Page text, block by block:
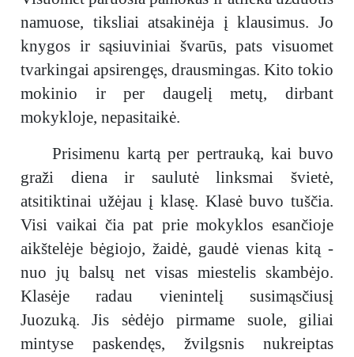
namuose, tiksliai atsakinėja į klausimus. Jo
knygos ir sąsiuviniai švarūs, pats visuomet
tvarkingai apsirengęs, drausmingas. Kito tokio
mokinio ir per daugelį metų, dirbant
mokykloje, nepasitaikė.
Prisimenu kartą per pertrauką, kai buvo
graži diena ir saulutė linksmai švietė,
atsitiktinai užėjau į klasę. Klasė buvo tuščia.
Visi vaikai čia pat prie mokyklos esančioje
aikštelėje bėgiojo, žaidė, gaudė vienas kitą -
nuo jų balsų net visas miestelis skambėjo.
Klasėje radau vienintelį susimąsčiusį
Juozuką. Jis sėdėjo pirmame suole, giliai
mintyse paskendęs, žvilgsnis nukreiptas